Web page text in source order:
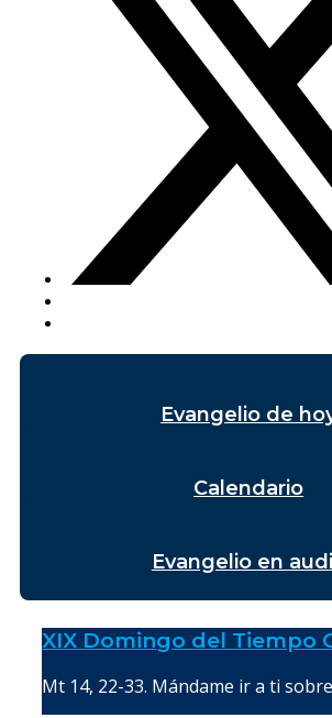
Evangelio de
Calendario
Evangelio en
XIX Domingo del Tiempo
Mt 14, 22-33. Mándame ir a ti